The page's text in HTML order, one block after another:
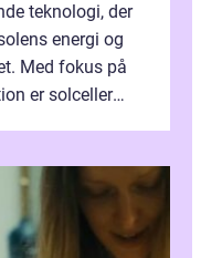
teknologi, der
energi og
Med fokus på
er solceller